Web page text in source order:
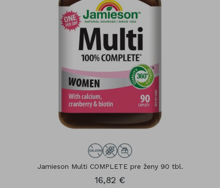
Jamieson Multi COMPLETE pre ženy 90 tbl.
16,82 €